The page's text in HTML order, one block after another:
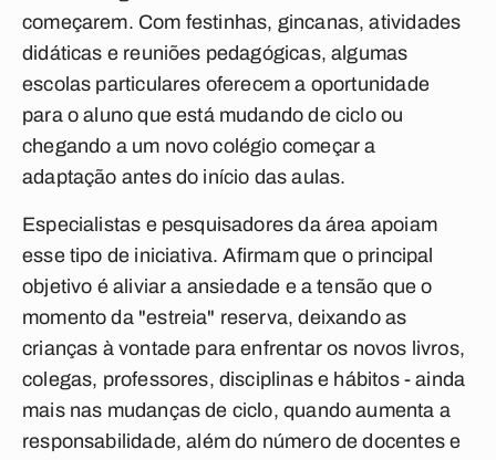
começarem. Com festinhas, gincanas, atividades
didáticas e reuniões pedagógicas, algumas
escolas particulares oferecem a oportunidade
para o aluno que está mudando de ciclo ou
chegando a um novo colégio começar a
adaptação antes do início das aulas.
Especialistas e pesquisadores da área apoiam
esse tipo de iniciativa. Afirmam que o principal
objetivo é aliviar a ansiedade e a tensão que o
momento da "estreia" reserva, deixando as
crianças à vontade para enfrentar os novos livros,
colegas, professores, disciplinas e hábitos - ainda
mais nas mudanças de ciclo, quando aumenta a
responsabilidade, além do número de docentes e